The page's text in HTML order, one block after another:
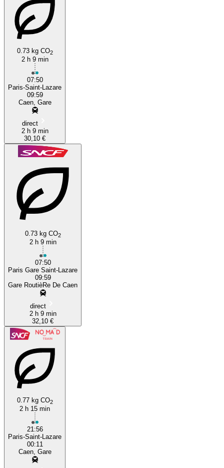
Caen
0.73 kg CO2
2 h 9 min
07:50
Paris-Saint-Lazare
09:59
Caen, Gare
direct
2 h 9 min
30,10 €
0.73 kg CO2
2 h 9 min
07:50
Paris Gare Saint-Lazare
09:59
Gare RoutièRe De Caen
direct
2 h 9 min
32,10 €
0.77 kg CO2
2 h 15 min
21:56
Paris-Saint-Lazare
00:11
Caen, Gare